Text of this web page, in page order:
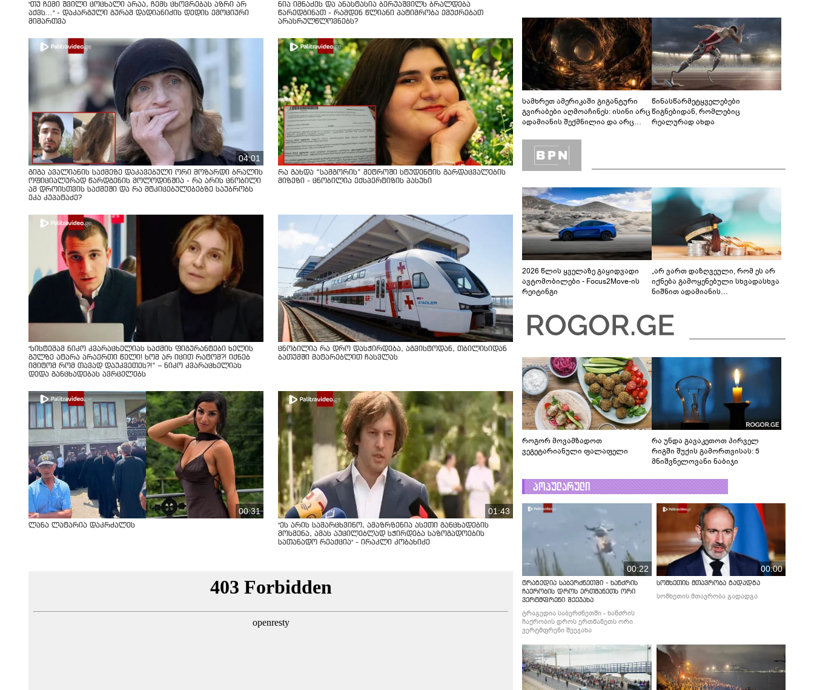
"თუ ჩემი შვილი ცოცხალი არაა, ჩემს ცხოვრებას აზრი არ
აქვს..." - დაკარგული გურამ დადიანიძის დედის ემოციური
მიმართვა
ნია იმნაძეს და ანასტასია ბერუაშვილს ბრალდება
წარედგინათ - რამდენ წლიანი პატიმრობა ემუქრებათ
არასრულწლოვნებს?
04:01
გიგა ავალიანის საქმეზე დაკავებული ორი მოზარდი ბრალის
ოფიციალურად წარდგენის მოლოდინშია - რა არის ცნობილი
ამ დროისთვის საქმეში და რა მტკიცებულებებზე საუბრობს
ეკა კუპატაძე?
რა გახდა “სამგორის” მეტროში სტუდენტის გარდაცვალების
მიზეზი - ცნობილია ექსპერტიზის პასუხი
"სისტემამ ნიკო კვარაცხელიას საქმის ფიგურანტები ხელის
გულზე ატარა არაერთი წელი! ხომ არ იცით რატომ?! იქნებ
იმიტომ რომ თავად დაუკვეთეს?!“ – ნიკო კვარაცხელიას
დედა განცხადებას ავრცელებს
ცნობილია რა დრო დასჭირდება, აგვისტოდან, თბილისიდან
ბათუმში მატარებლით ჩასვლას
00:31
ლანა ლატარია დაკრძალეს
01:43
"ეს არის სამარცხვინო, ამაზრზენია ასეთი განცხადების
მოსმენა, ამას აუცილებლად სჭირდება საზოგადოების
სათანადო რეაქცია" - ირაკლი კობახიძე
სამხრეთ ამერიკაში გიგანტური
გვირაბები აღმოაჩინეს: ისინი არც
ადამიანის შექმნილია და არც
ლაბირინთები?
წინასწარმეტყველებები
წიგნებიდან, რომლებიც
რეალურად ახდა
2026 წლის ყველაზე გაყიდვადი
ავტომობილები - Focus2Move-ის
რეიტინგი
„არ ვართ დაზღვეული, რომ ეს არ
იქნება გამოყენებული სხვადასხვა
ნიშნით ადამიანის
უფსკრულისკენ მიდის“
როგორ მოვამზადოთ
ვეგეტარიანული ფალაფელი
რა უნდა გავაკეთოთ პირველ
რიგში შუქის გამორთვისას: 5
მნიშვნელოვანი ნაბიჯი
პოპულარული
00:22
ტრაგედია საბერძნეთში - ხანძრის
ჩაქრობის დროს ერთმანეთს ორი
ვერტმფრენი შეეჯახა
ტრაგედია საბერძნეთში - ხანძრის
ჩაქრობის დროს ერთმანეთს ორი
ვერტმფრენი შეეჯახა
00:00
სომხეთის მთავრობა გადადგა
სომხეთის მთავრობა გადადგა